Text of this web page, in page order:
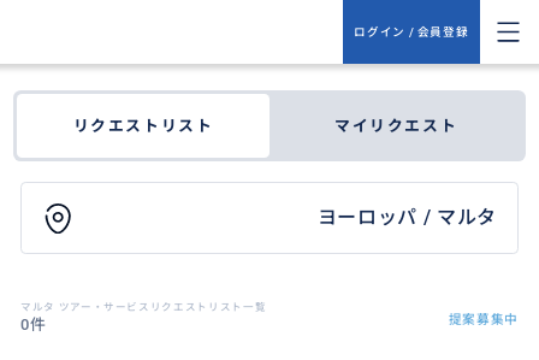
ログイン / 会員登録
リクエストリスト マイリクエスト
ヨーロッパ / マルタ
マルタ ツアー・サービスリクエストリスト一覧
0件 提案募集中